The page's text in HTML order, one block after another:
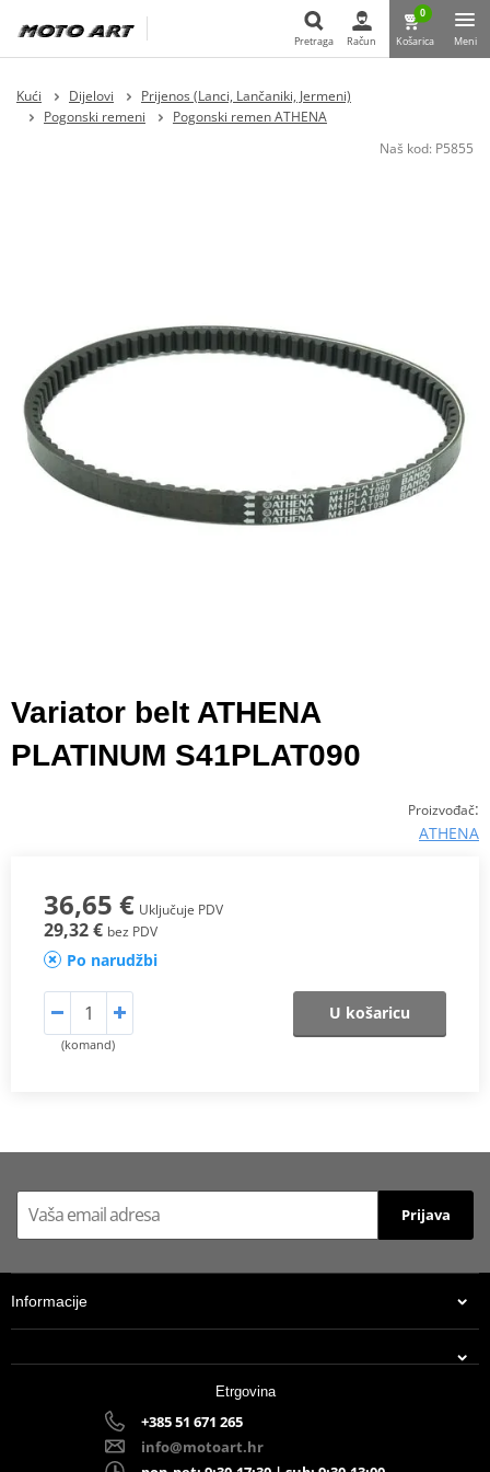
Pretraga Račun
0
Košarica Meni
Kući Dijelovi
Prijenos (Lanci, Lančaniki, Jermeni)
Pogonski remeni
Pogonski remen ATHENA
Naš kod: P5855
Variator belt ATHENA
PLATINUM S41PLAT090
Proizvođač:
ATHENA
36,65 € Uključuje PDV
29,32 € bez PDV
Po narudžbi
(komand)
U košaricu
Prijava
Informacije
Etrgovina
+385 51 671 265
info@motoart.hr